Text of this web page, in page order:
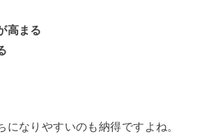
高まる
になりやすいのも納得ですよね。